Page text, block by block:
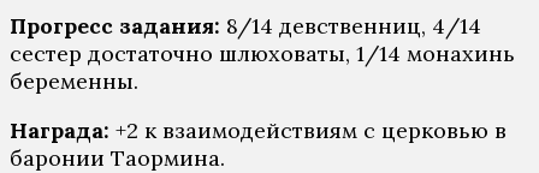
Прогресс задания: 8/14 девственниц, 4/14
сестер достаточно шлюховаты, 1/14 монахинь
беременны.
Награда: +2 к взаимодействиям с церковью в
баронии Таормина.